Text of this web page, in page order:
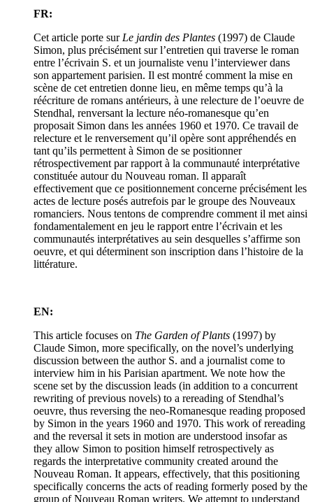
FR:
Cet article porte sur Le jardin des Plantes (1997) de Claude
Simon, plus précisément sur l’entretien qui traverse le roman
entre l’écrivain S. et un journaliste venu l’interviewer dans
son appartement parisien. Il est montré comment la mise en
scène de cet entretien donne lieu, en même temps qu’à la
réécriture de romans antérieurs, à une relecture de l’oeuvre de
Stendhal, renversant la lecture néo-romanesque qu’en
proposait Simon dans les années 1960 et 1970. Ce travail de
relecture et le renversement qu’il opère sont appréhendés en
tant qu’ils permettent à Simon de se positionner
rétrospectivement par rapport à la communauté interprétative
constituée autour du Nouveau roman. Il apparaît
effectivement que ce positionnement concerne précisément les
actes de lecture posés autrefois par le groupe des Nouveaux
romanciers. Nous tentons de comprendre comment il met ainsi
fondamentalement en jeu le rapport entre l’écrivain et les
communautés interprétatives au sein desquelles s’affirme son
oeuvre, et qui déterminent son inscription dans l’histoire de la
littérature.
EN:
This article focuses on The Garden of Plants (1997) by
Claude Simon, more specifically, on the novel’s underlying
discussion between the author S. and a journalist come to
interview him in his Parisian apartment. We note how the
scene set by the discussion leads (in addition to a concurrent
rewriting of previous novels) to a rereading of Stendhal’s
oeuvre, thus reversing the neo-Romanesque reading proposed
by Simon in the years 1960 and 1970. This work of rereading
and the reversal it sets in motion are understood insofar as
they allow Simon to position himself retrospectively as
regards the interpretative community created around the
Nouveau Roman. It appears, effectively, that this positioning
specifically concerns the acts of reading formerly posed by the
group of Nouveau Roman writers. We attempt to understand